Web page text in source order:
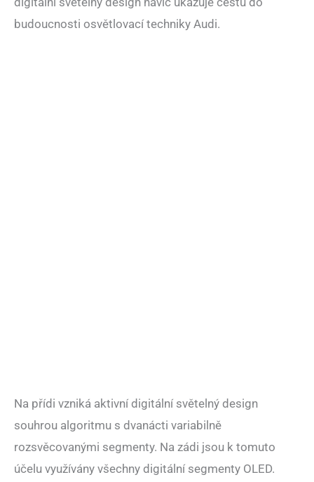
budoucnosti osvětlovací techniky Audi.
Na přídi vzniká aktivní digitální světelný design
souhrou algoritmu s dvanácti variabilně
rozsvěcovanými segmenty. Na zádi jsou k tomuto
účelu využívány všechny digitální segmenty OLED.